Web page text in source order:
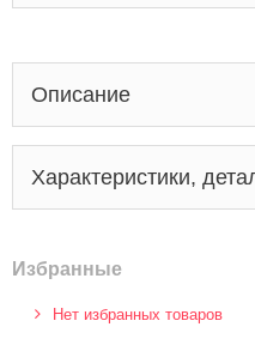
Описание
Характеристики,
Избранные
Нет избранных товаров